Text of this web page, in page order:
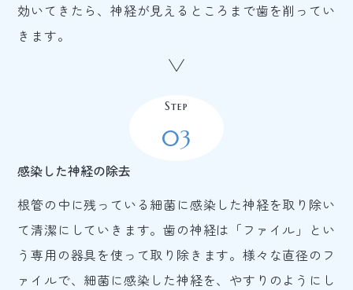
効いてきたら、神経が見えるところまで歯を削ってい
きます。
Step
03
感染した神経の除去
根管の中に残っている細菌に感染した神経を取り除い
て清潔にしていきます。歯の神経は「ファイル」とい
う専用の器具を使って取り除きます。様々な直径のフ
ァイルで、細菌に感染した神経を、やすりのようにし